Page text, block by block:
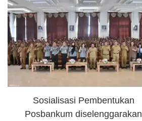
Sosialisasi Pembentukan
Posbankum diselenggarakan